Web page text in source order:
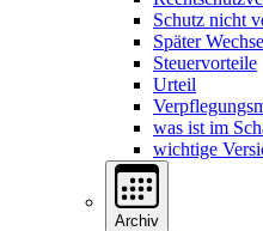
Schutz nicht
Später
Steuervorteile
Urteil
was ist im
wichtige
Archiv